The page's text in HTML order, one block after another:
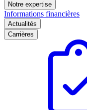
Notre expertise
Informations financières
Actualités
Carrières